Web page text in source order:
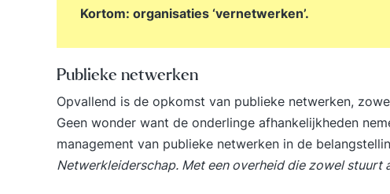
Kortom: organisaties ‘vernetwerken’.
Publieke netwerken
Opvallend is de opkomst van publieke netwerken,
Geen wonder want de onderlinge afhankelijkheden
management van publieke netwerken in de
Netwerkleiderschap. Met een overheid die zowel stuurt